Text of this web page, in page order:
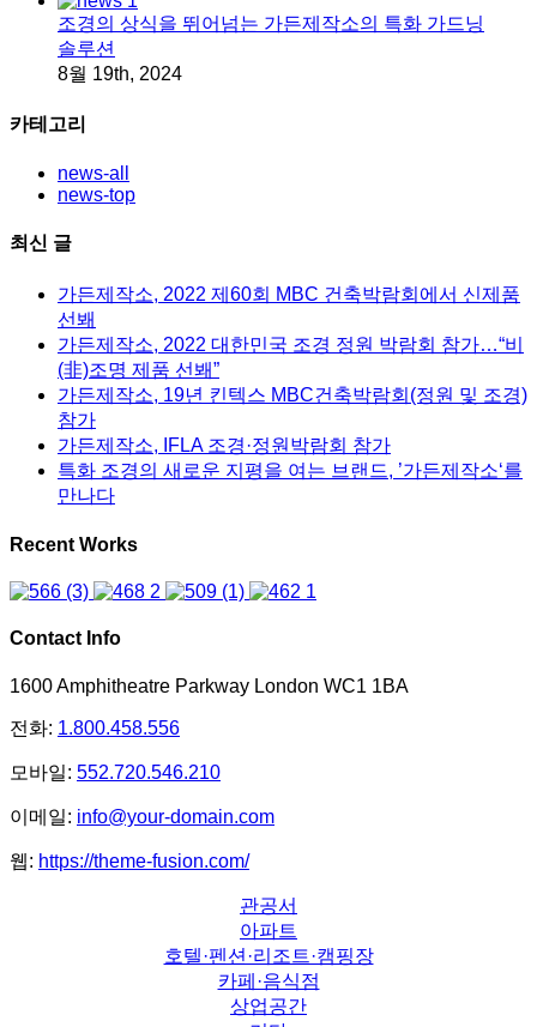
조경의 상식을 뛰어넘는 가든제작소의 특화 가드닝
솔루션
8월 19th, 2024
카테고리
news-all
news-top
최신 글
가든제작소, 2022 제60회 MBC 건축박람회에서 신제품
선봬
가든제작소, 2022 대한민국 조경 정원 박람회 참가…“비
(非)조명 제품 선봬”
가든제작소, 19년 킨텍스 MBC건축박람회(정원 및 조경)
참가
가든제작소, IFLA 조경·정원박람회 참가
특화 조경의 새로운 지평을 여는 브랜드, ’가든제작소‘를
만나다
Recent Works
Contact Info
1600 Amphitheatre Parkway London WC1 1BA
전화: 1.800.458.556
모바일: 552.720.546.210
이메일: info@your-domain.com
웹: https://theme-fusion.com/
관공서
아파트
호텔·펜션·리조트·캠핑장
카페·음식점
상업공간